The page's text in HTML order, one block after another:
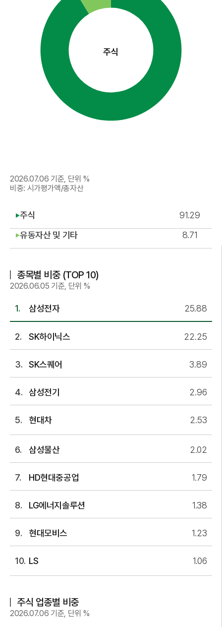
주식
2026.07.06 기준, 단위 %
비중: 시가평가액/총자산
▶주식 91.29
▶유동자산 및 기타 8.71
종목별 비중 (TOP 10)
2026.06.05 기준, 단위 %
삼성전자 25.88
SK하이닉스 22.25
SK스퀘어 3.89
삼성전기 2.96
현대차 2.53
삼성물산 2.02
HD현대중공업 1.79
LG에너지솔루션 1.38
현대모비스 1.23
LS 1.06
주식 업종별 비중
2026.07.06 기준, 단위 %